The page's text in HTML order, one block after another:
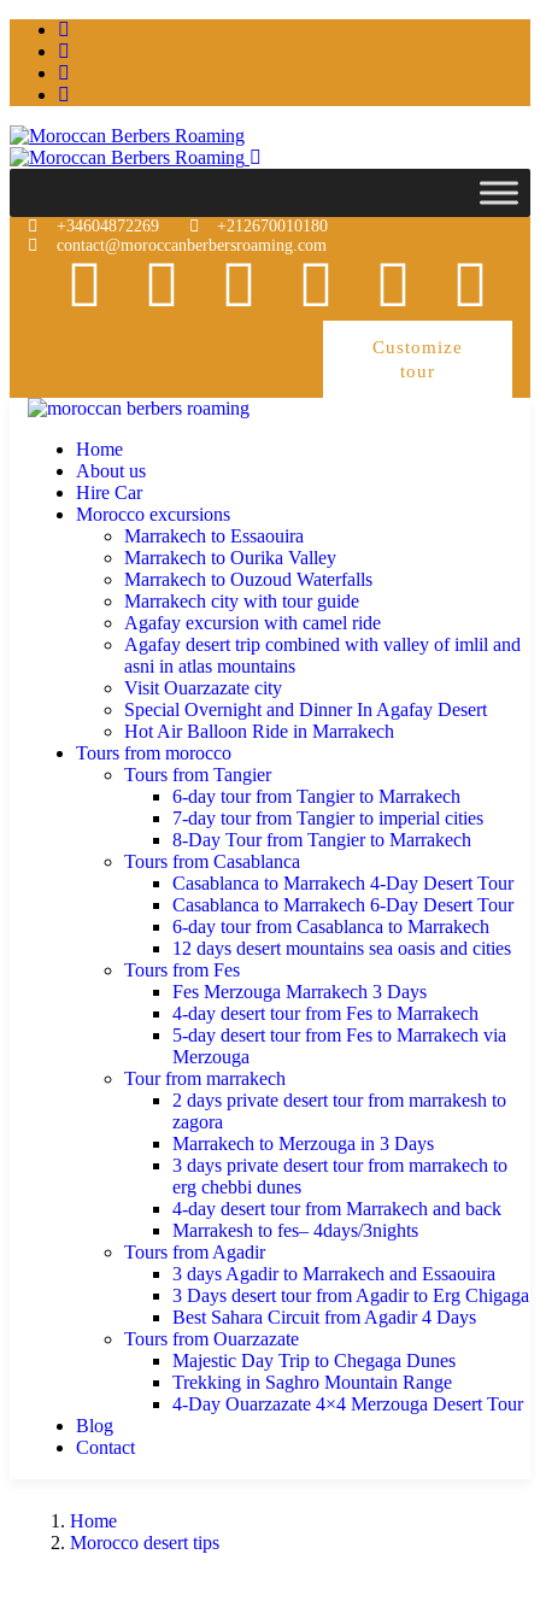
+34604872269
+212670010180
contact@moroccanberbersroaming.com
Customize
tour
Home
About us
Hire Car
Morocco excursions
Marrakech to Essaouira
Marrakech to Ourika Valley
Marrakech to Ouzoud Waterfalls
Marrakech city with tour guide
Agafay excursion with camel ride
Agafay desert trip combined with valley of imlil and
asni in atlas mountains
Visit Ouarzazate city
Special Overnight and Dinner In Agafay Desert
Hot Air Balloon Ride in Marrakech
Tours from morocco
Tours from Tangier
6-day tour from Tangier to Marrakech
7-day tour from Tangier to imperial cities
8-Day Tour from Tangier to Marrakech
Tours from Casablanca
Casablanca to Marrakech 4-Day Desert Tour
Casablanca to Marrakech 6-Day Desert Tour
6-day tour from Casablanca to Marrakech
12 days desert mountains sea oasis and cities
Tours from Fes
Fes Merzouga Marrakech 3 Days
4-day desert tour from Fes to Marrakech
5-day desert tour from Fes to Marrakech via
Merzouga
Tour from marrakech
2 days private desert tour from marrakesh to
zagora
Marrakech to Merzouga in 3 Days
3 days private desert tour from marrakech to
erg chebbi dunes
4-day desert tour from Marrakech and back
Marrakesh to fes– 4days/3nights
Tours from Agadir
3 days Agadir to Marrakech and Essaouira
3 Days desert tour from Agadir to Erg Chigaga
Best Sahara Circuit from Agadir 4 Days
Tours from Ouarzazate
Majestic Day Trip to Chegaga Dunes
Trekking in Saghro Mountain Range
4-Day Ouarzazate 4×4 Merzouga Desert Tour
Blog
Contact
Home
Morocco desert tips